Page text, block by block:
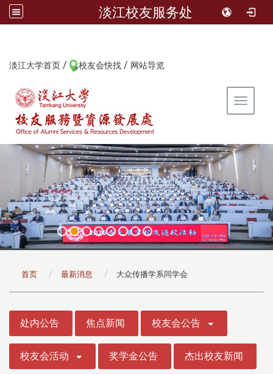
淡江校友服务处
淡江大学首页 / 校友会快找 / 网站导览
Toggle
首页 最新消息 大众传播学系同学会
处内公告 焦点新闻 校友会公告
校友会活动 奖学金公告 杰出校友新闻